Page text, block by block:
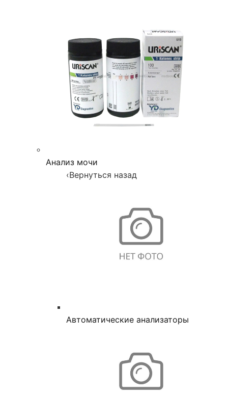
Анализ мочи
‹Вернуться назад
Автоматические анализаторы